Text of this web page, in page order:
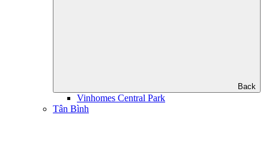
Back
Vinhomes Central Park
Tân Bình